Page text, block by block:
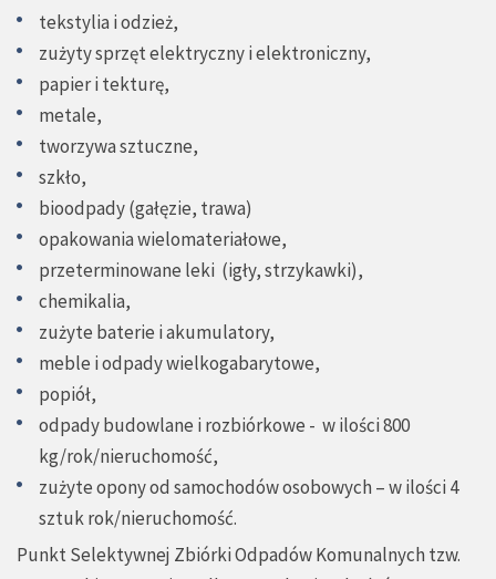
tekstylia i odzież,
zużyty sprzęt elektryczny i elektroniczny,
papier i tekturę,
metale,
tworzywa sztuczne,
szkło,
bioodpady (gałęzie, trawa)
opakowania wielomateriałowe,
przeterminowane leki (igły, strzykawki),
chemikalia,
zużyte baterie i akumulatory,
meble i odpady wielkogabarytowe,
popiół,
odpady budowlane i rozbiórkowe - w ilości 800
kg/rok/nieruchomość,
zużyte opony od samochodów osobowych – w ilości 4
sztuk rok/nieruchomość.
Punkt Selektywnej Zbiórki Odpadów Komunalnych tzw.